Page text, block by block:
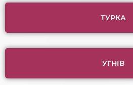
ТУРКА
УГНІВ